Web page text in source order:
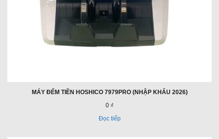
MÁY ĐẾM TIỀN HOSHICO 7979PRO (NHẬP KHẨU 2026)
0 ₫
Đọc tiếp